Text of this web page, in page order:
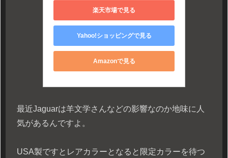
楽天市場で見る
Yahoo!ショッピングで見る
Amazonで見る
最近Jaguarは羊文学さんなどの影響なのか地味に人
気があるんですよ。
USA製ですとレアカラーとなると限定カラーを待つ